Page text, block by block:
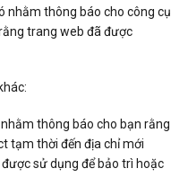
nhằm thông báo cho công cụ
trang web đã được
thông báo cho bạn rằng
tạm thời đến địa chỉ mới
sử dụng để bảo trì hoặc